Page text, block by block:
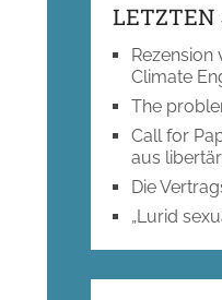
LETZTEN
Rezension
Climate
The
Call for
aus
Die
„Lurid